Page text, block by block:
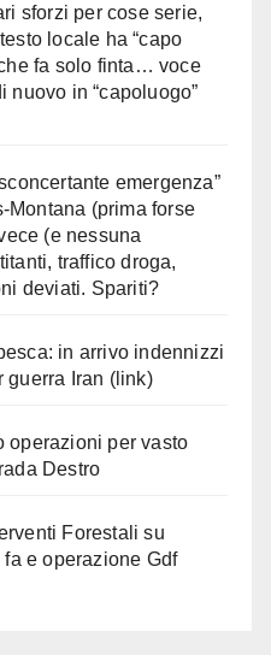
sforzi per cose serie,
locale ha “capo
fa solo finta… voce
nuovo in “capoluogo”
emergenza”
Montana (prima forse
(e nessuna
traffico droga,
deviati. Spariti?
in arrivo indennizzi
guerra Iran (link)
operazioni per vasto
Destro
Forestali su
e operazione Gdf